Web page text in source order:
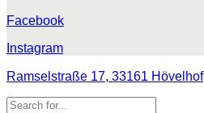
Facebook
Instagram
Ramselstraße 17, 33161 Hövelhof